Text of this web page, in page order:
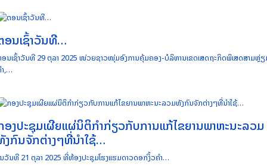
ອນເຊົ້າວັນທີ…
ນເຊົ້າວັນທີ 29 ຕຸລາ 2025 ໜ່ວຍຊາວໜຸ່ມອົງການຄຸ້ມຄອງ-ບໍລິຫານເຂດເສດຖະກິດພິເສດສາມຫຼ່
,…
ອງປະຊຸມເຜີຍແຜ່ນິຕິກຳກ່ຽວກັບການແກ້ໄຂຍານພາຫະນະລວມ
ງກົນຈັກຕ່າງໆທີ່ນຳໃຊ້…
ວັນທີ 21 ຕຸລາ 2025 ທີ່ຫ້ອງປະຊຸມໂຮງແຮມດາວດອກງິ້ວຄຳ…